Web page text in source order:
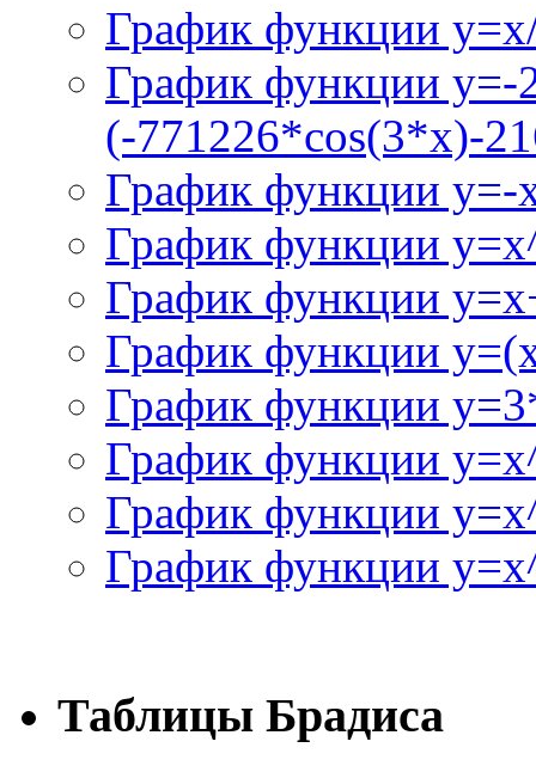
График функции
График функции y=-
(-771226*cos(3*x)-
График функции
График функции
График функции
График функции
График функции
График функции
График функции
График функции
Таблицы Брадиса